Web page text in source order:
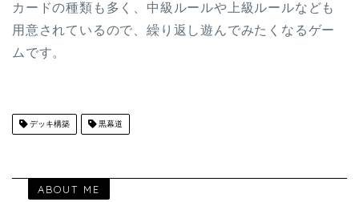
カードの種類も多く、中級ルールや上級ルールなども
用意されているので、繰り返し遊んでみたくなるゲー
ムです。
デッキ構築 黒幕道
ABOUT ME